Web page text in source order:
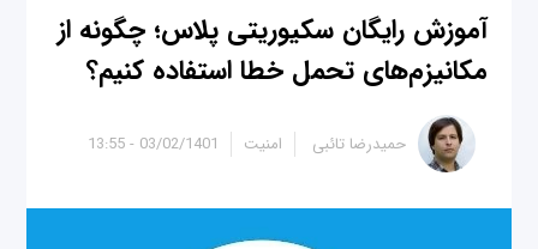
آموزش رایگان سکیوریتی پلاس؛ چگونه از
مکانیزم‌های تحمل خطا استفاده کنیم؟
03/02/1401 - 13:55 حمیدرضا تائبی امنیت